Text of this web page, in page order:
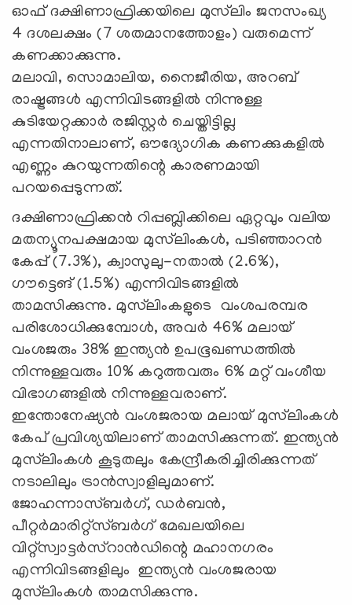
ഓഫ് ദക്ഷിണാഫ്രിക്കയിലെ മുസ്‌ലിം ജനസംഖ്യ
4 ദശലക്ഷം (7 ശതമാനത്തോളം) വരുമെന്ന്
കണക്കാക്കുന്നു.
മലാവി, സൊമാലിയ, നൈജീരിയ, അറബ്
രാഷ്ട്രങ്ങള്‍ എന്നിവിടങ്ങളിൽ നിന്നുള്ള
കുടിയേറ്റക്കാർ രജിസ്റ്റർ ചെയ്തിട്ടില്ല
എന്നതിനാലാണ്, ഔദ്യോഗിക കണക്കുകളില്‍
എണ്ണം കുറയുന്നതിന്റെ കാരണമായി
പറയപ്പെടുന്നത്.
ദക്ഷിണാഫ്രിക്കൻ റിപ്പബ്ലിക്കിലെ ഏറ്റവും വലിയ
മതന്യൂനപക്ഷമായ മുസ്‌ലിംകൾ, പടിഞ്ഞാറൻ
കേപ്പ് (7.3%), ക്വാസുലു-നതാൽ (2.6%),
ഗൗട്ടെങ് (1.5%) എന്നിവിടങ്ങളിൽ
താമസിക്കുന്നു. മുസ്‌ലിംകളുടെ വംശപരമ്പര
പരിശോധിക്കുമ്പോൾ, അവർ 46% മലായ്
വംശജരും 38% ഇന്ത്യൻ ഉപഭൂഖണ്ഡത്തിൽ
നിന്നുള്ളവരും 10% കറുത്തവരും 6% മറ്റ് വംശീയ
വിഭാഗങ്ങളിൽ നിന്നുള്ളവരാണ്.
ഇന്തോനേഷ്യൻ വംശജരായ മലായ് മുസ്‌ലിംകൾ
കേപ് പ്രവിശ്യയിലാണ് താമസിക്കുന്നത്. ഇന്ത്യൻ
മുസ്‌ലിംകൾ കൂടുതലും കേന്ദ്രീകരിച്ചിരിക്കുന്നത്
നടാലിലും ട്രാൻസ്വാളിലുമാണ്.
ജോഹന്നാസ്ബർഗ്, ഡർബൻ,
പീറ്റർമാരിറ്റ്സ്ബർഗ് മേഖലയിലെ
വിറ്റ്സ്വാട്ടർസ്റാൻഡിന്റെ മഹാനഗരം
എന്നിവിടങ്ങളിലും ഇന്ത്യൻ വംശജരായ
മുസ്‌ലിംകൾ താമസിക്കുന്നു.